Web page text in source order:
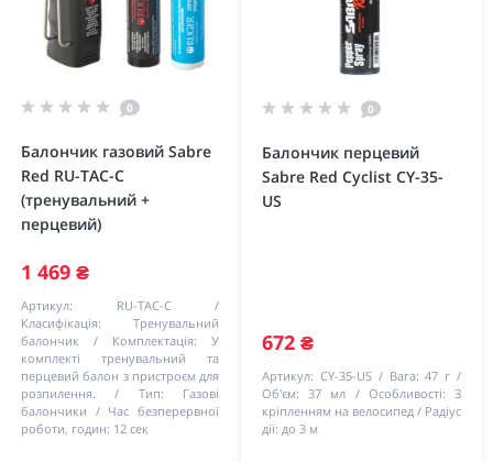
0
Балончик газовий Sabre
Red RU-TAC-C
(тренувальний +
перцевий)
1 469 ₴
Артикул:
RU-TAC-C
Класифікація:
Тренувальний
балончик
Комплектація:
У
комплекті тренувальний та
перцевий балон з пристроєм для
розпилення.
Тип:
Газові
балончики
Час безперервної
роботи, годин: 12 сек
0
Балончик перцевий
Sabre Red Cyclist CY-35-
US
672 ₴
Артикул: CY-35-US Вага: 47 г
Об'єм:
37 мл Особливості:
З
кріпленням на велосипед
Радіус
дії: до 3 м